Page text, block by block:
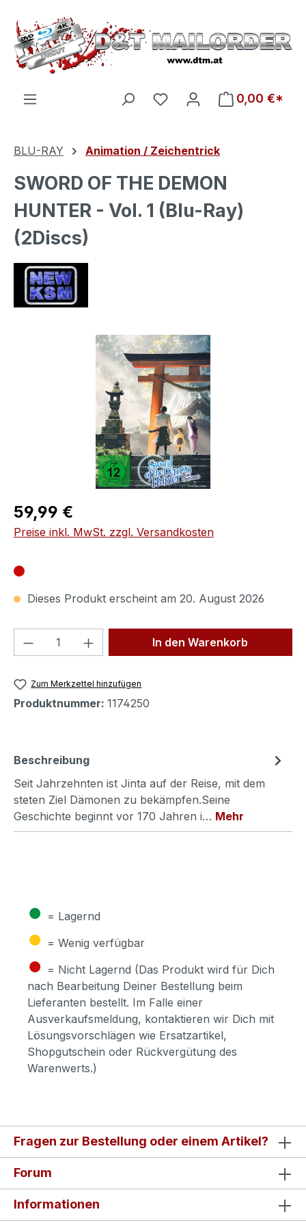
Zum Hauptinhalt springen
Du hast 0 Produkte auf
0,00 €*
BLU-RAY Animation / Zeichentrick
SWORD OF THE DEMON
HUNTER - Vol. 1 (Blu-Ray)
(2Discs)
Bildergalerie überspringen
Regulärer Preis:
59,99 €
Preise inkl. MwSt. zzgl. Versandkosten
Dieses Produkt erscheint am 20. August 2026
Produkt Anzahl: Gib denIn den Warenkorb
Zum Merkzettel hinzufügen
Produktnummer: 1174250
Beschreibung
Seit Jahrzehnten ist Jinta auf der Reise, mit dem
steten Ziel Dämonen zu bekämpfen.Seine
Geschichte beginnt vor 170 Jahren i… Mehr
● = Lagernd
● = Wenig verfügbar
● = Nicht Lagernd (Das Produkt wird für Dich
nach Bearbeitung Deiner Bestellung beim
Lieferanten bestellt. Im Falle einer
Ausverkaufsmeldung, kontaktieren wir Dich mit
Lösungsvorschlägen wie Ersatzartikel,
Shopgutschein oder Rückvergütung des
Warenwerts.)
Fragen zur Bestellung oder einem Artikel?
Forum
Informationen